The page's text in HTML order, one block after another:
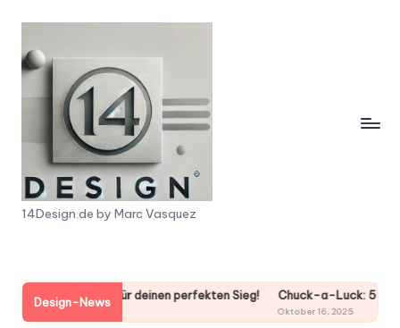
content
1
D
e
14Design.de by Marc Vasquez
Design-News
7 Tipps für deinen perfekten Sieg! Chuck-a-Luck: 5
Oktober 16, 2025